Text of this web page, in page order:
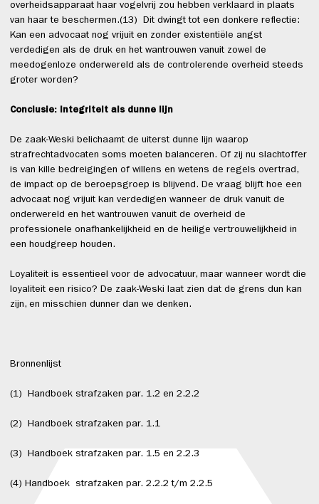
overheidsapparaat haar vogelvrij zou hebben verklaard in plaats
van haar te beschermen.(13) Dit dwingt tot een donkere reflectie:
Kan een advocaat nog vrijuit en zonder existentiële angst
verdedigen als de druk en het wantrouwen vanuit zowel de
meedogenloze onderwereld als de controlerende overheid steeds
groter worden?
Conclusie: Integriteit als dunne lijn
De zaak-Weski belichaamt de uiterst dunne lijn waarop
strafrechtadvocaten soms moeten balanceren. Of zij nu slachtoffer
is van kille bedreigingen of willens en wetens de regels overtrad,
de impact op de beroepsgroep is blijvend. De vraag blijft hoe een
advocaat nog vrijuit kan verdedigen wanneer de druk vanuit de
onderwereld en het wantrouwen vanuit de overheid de
professionele onafhankelijkheid en de heilige vertrouwelijkheid in
een houdgreep houden.
Loyaliteit is essentieel voor de advocatuur, maar wanneer wordt die
loyaliteit een risico? De zaak-Weski laat zien dat de grens dun kan
zijn, en misschien dunner dan we denken.
Bronnenlijst
(1) Handboek strafzaken par. 1.2 en 2.2.2
(2) Handboek strafzaken par. 1.1
(3) Handboek strafzaken par. 1.5 en 2.2.3
(4) Handboek strafzaken par. 2.2.2 t/m 2.2.5